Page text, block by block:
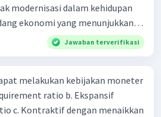
modernisasi dalam kehidupan
ekonomi yang menunjukkan
modernisasi di bidang ilmu
masyarakat 7. Konsep
jika menjadi modern
kearifan lokal di wilayah
dan dukungan dalam bentuk
Jawaban terverifikasi
melakukan kebijakan moneter
ratio b. Ekspansif
c. Kontraktif dengan menaikkan